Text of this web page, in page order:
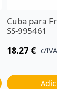
Cuba para
SS-995461
18.27€ c/IVA